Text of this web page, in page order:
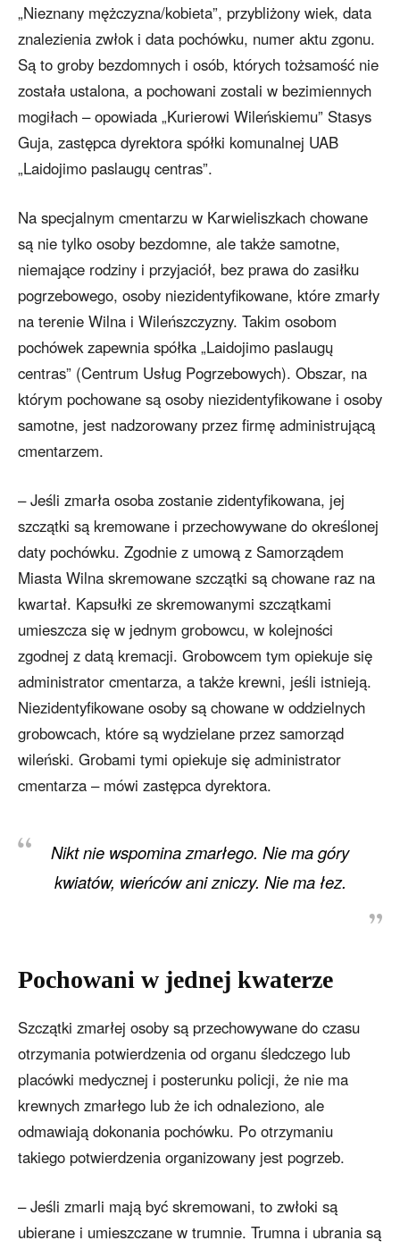
„Nieznany mężczyzna/kobieta”, przybliżony wiek, data
znalezienia zwłok i data pochówku, numer aktu zgonu.
Są to groby bezdomnych i osób, których tożsamość nie
została ustalona, a pochowani zostali w bezimiennych
mogiłach – opowiada „Kurierowi Wileńskiemu” Stasys
Guja, zastępca dyrektora spółki komunalnej UAB
„Laidojimo paslaugų centras”.
Na specjalnym cmentarzu w Karwieliszkach chowane
są nie tylko osoby bezdomne, ale także samotne,
niemające rodziny i przyjaciół, bez prawa do zasiłku
pogrzebowego, osoby niezidentyfikowane, które zmarły
na terenie Wilna i Wileńszczyzny. Takim osobom
pochówek zapewnia spółka „Laidojimo paslaugų
centras” (Centrum Usług Pogrzebowych). Obszar, na
którym pochowane są osoby niezidentyfikowane i osoby
samotne, jest nadzorowany przez firmę administrującą
cmentarzem.
– Jeśli zmarła osoba zostanie zidentyfikowana, jej
szczątki są kremowane i przechowywane do określonej
daty pochówku. Zgodnie z umową z Samorządem
Miasta Wilna skremowane szczątki są chowane raz na
kwartał. Kapsułki ze skremowanymi szczątkami
umieszcza się w jednym grobowcu, w kolejności
zgodnej z datą kremacji. Grobowcem tym opiekuje się
administrator cmentarza, a także krewni, jeśli istnieją.
Niezidentyfikowane osoby są chowane w oddzielnych
grobowcach, które są wydzielane przez samorząd
wileński. Grobami tymi opiekuje się administrator
cmentarza – mówi zastępca dyrektora.
Nikt nie wspomina zmarłego. Nie ma góry
kwiatów, wieńców ani zniczy. Nie ma łez.
Pochowani w jednej kwaterze
Szczątki zmarłej osoby są przechowywane do czasu
otrzymania potwierdzenia od organu śledczego lub
placówki medycznej i posterunku policji, że nie ma
krewnych zmarłego lub że ich odnaleziono, ale
odmawiają dokonania pochówku. Po otrzymaniu
takiego potwierdzenia organizowany jest pogrzeb.
– Jeśli zmarli mają być skremowani, to zwłoki są
ubierane i umieszczane w trumnie. Trumna i ubrania są